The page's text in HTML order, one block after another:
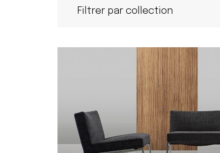
Filtrer par collection